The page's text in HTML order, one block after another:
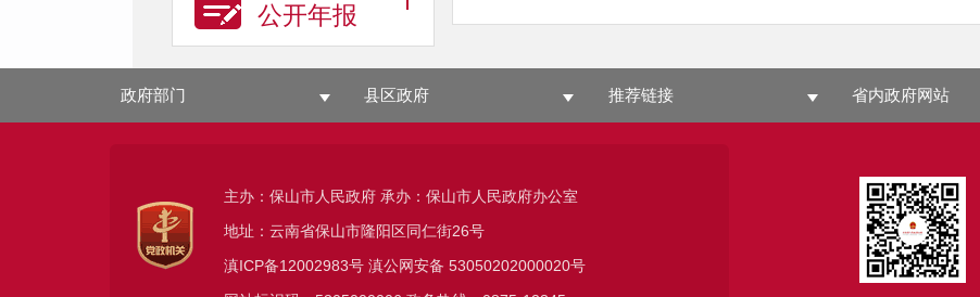
公开年报
政府部门 县区政府 推荐链接 省内政府网站
主办：保山市人民政府 承办：保山市人民政府办公室
地址：云南省保山市隆阳区同仁街26号
滇ICP备12002983号滇公网安备 53050202000020号